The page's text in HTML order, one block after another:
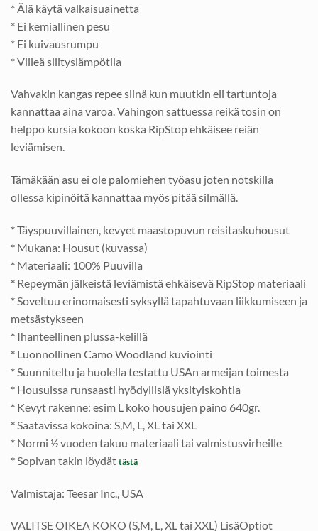
* Älä käytä valkaisuainetta
* Ei kemiallinen pesu
* Ei kuivausrumpu
* Viileä silityslämpötila
Vahvakin kangas repee siinä kun muutkin eli tartuntoja
kannattaa aina varoa. Vahingon sattuessa reikä tosin on
helppo kursia kokoon koska RipStop ehkäisee reiän
leviämisen.
Tämäkään asu ei ole palomiehen työasu joten notskilla
ollessa kipinöitä kannattaa myös pitää silmällä.
*Täyspuuvillainen, kevyet maastopuvun reisitaskuhousut
* Mukana: Housut (kuvassa)
* Materiaali: 100% Puuvilla
* Repeymän jälkeistä leviämistä ehkäisevä RipStop materiaali
*Soveltuu erinomaisesti syksyllä tapahtuvaan liikkumiseen ja
metsästykseen
* Ihanteellinen plussa-kelillä
* Luonnollinen Camo Woodland kuviointi
*Suunniteltu ja huolella testattu USAn armeijan toimesta
* Housuissa runsaasti hyödyllisiä yksityiskohtia
* Kevyt rakenne: esim L koko housujen paino 640gr.
*Saatavissa kokoina: S,M, L, XL tai XXL
* Normi ½ vuoden takuu materiaali tai valmistusvirheille
*Sopivan takin löydät tästä
Valmistaja: Teesar Inc., USA
VALITSE OIKEA KOKO (S,M, L, XL tai XXL) LisäOptiot